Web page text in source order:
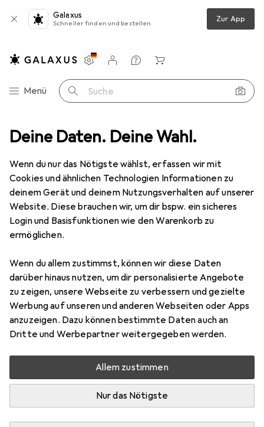
Deine Daten. Deine Wahl.
Wenn du nur das Nötigste wählst, erfassen wir mit
Cookies und ähnlichen Technologien Informationen zu
deinem Gerät und deinem Nutzungsverhalten auf unserer
Website. Diese brauchen wir, um dir bspw. ein sicheres
Login und Basisfunktionen wie den Warenkorb zu
ermöglichen.
Wenn du allem zustimmst, können wir diese Daten
darüber hinaus nutzen, um dir personalisierte Angebote
zu zeigen, unsere Webseite zu verbessern und gezielte
Werbung auf unseren und anderen Webseiten oder Apps
anzuzeigen. Dazu können bestimmte Daten auch an
Dritte und Werbepartner weitergegeben werden.
Allem zustimmen
Nur das Nötigste
Galaxus
Schneller finden und bestellen Zur App
Navigation nach Kategorien
Menü Suche
Einstellungen
Kundenkonto
Vergleichslisten
Merklisten
Warenkorb
Bar Tischaccessoires Tischdecke Creativ Company Netz
6 Bilder
Creativ Company Netz
Preis in EUR inkl. MwSt.
EUR
29,64
10
Bewertungen Marke
Mehr von Creativ
Company
Zwischen Fr, 21.8. und Fr, 28.8. geliefert
Mehr als 10 Stück an Lager beim Lieferanten
Benachrichtigen, wenn schneller verfügbar